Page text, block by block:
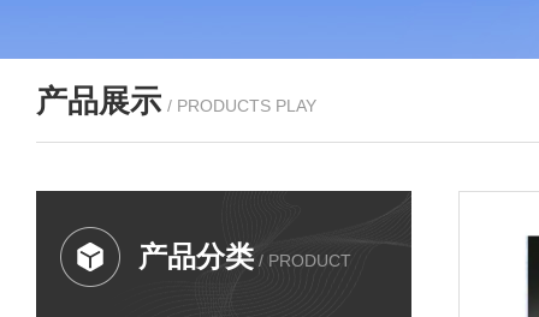
产品展示 / PRODUCTS PLAY
产品分类 / PRODUCT